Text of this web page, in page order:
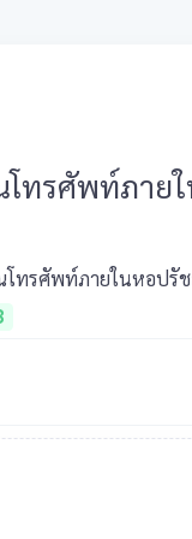
ทรศัพท์ภาย
รศัพท์ภายในหอปรั